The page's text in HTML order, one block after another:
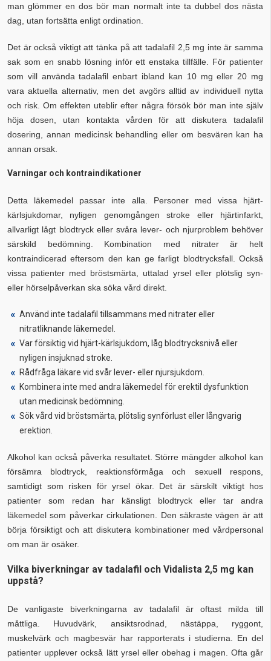
man glömmer en dos bör man normalt inte ta dubbel dos nästa
dag, utan fortsätta enligt ordination.
Det är också viktigt att tänka på att tadalafil 2,5 mg inte är samma
sak som en snabb lösning inför ett enstaka tillfälle. För patienter
som vill använda tadalafil enbart ibland kan 10 mg eller 20 mg
vara aktuella alternativ, men det avgörs alltid av individuell nytta
och risk. Om effekten uteblir efter några försök bör man inte själv
höja dosen, utan kontakta vården för att diskutera tadalafil
dosering, annan medicinsk behandling eller om besvären kan ha
annan orsak.
Varningar och kontraindikationer
Detta läkemedel passar inte alla. Personer med vissa hjärt-
kärlsjukdomar, nyligen genomgången stroke eller hjärtinfarkt,
allvarligt lågt blodtryck eller svåra lever- och njurproblem behöver
särskild bedömning. Kombination med nitrater är helt
kontraindicerad eftersom den kan ge farligt blodtrycksfall. Också
vissa patienter med bröstsmärta, uttalad yrsel eller plötslig syn-
eller hörselpåverkan ska söka vård direkt.
Använd inte tadalafil tillsammans med nitrater eller
nitratliknande läkemedel.
Var försiktig vid hjärt-kärlsjukdom, låg blodtrycksnivå eller
nyligen insjuknad stroke.
Rådfråga läkare vid svår lever- eller njursjukdom.
Kombinera inte med andra läkemedel för erektil dysfunktion
utan medicinsk bedömning.
Sök vård vid bröstsmärta, plötslig synförlust eller långvarig
erektion.
Alkohol kan också påverka resultatet. Större mängder alkohol kan
försämra blodtryck, reaktionsförmåga och sexuell respons,
samtidigt som risken för yrsel ökar. Det är särskilt viktigt hos
patienter som redan har känsligt blodtryck eller tar andra
läkemedel som påverkar cirkulationen. Den säkraste vägen är att
börja försiktigt och att diskutera kombinationer med vårdpersonal
om man är osäker.
Vilka biverkningar av tadalafil och Vidalista 2,5 mg kan
uppstå?
De vanligaste biverkningarna av tadalafil är oftast milda till
måttliga. Huvudvärk, ansiktsrodnad, nästäppa, ryggont,
muskelvärk och magbesvär har rapporterats i studierna. En del
patienter upplever också lätt yrsel eller obehag i magen. Ofta går